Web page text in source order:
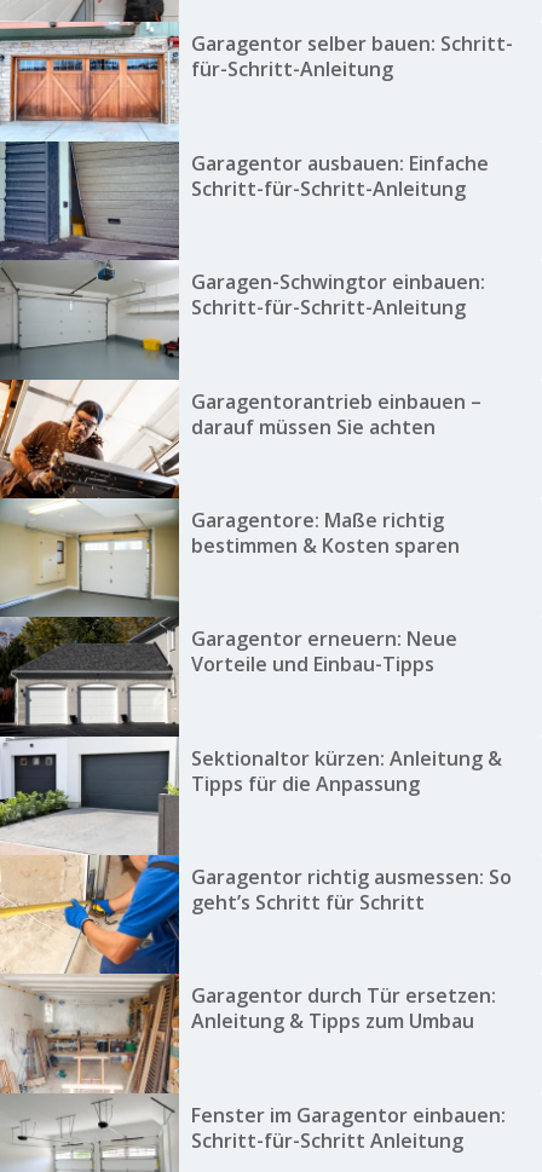
Garagentor selber bauen: Schritt-
für-Schritt-Anleitung
Garagentor ausbauen: Einfache
Schritt-für-Schritt-Anleitung
Garagen-Schwingtor einbauen:
Schritt-für-Schritt-Anleitung
Garagentorantrieb einbauen –
darauf müssen Sie achten
Garagentore: Maße richtig
bestimmen & Kosten sparen
Garagentor erneuern: Neue
Vorteile und Einbau-Tipps
Sektionaltor kürzen: Anleitung &
Tipps für die Anpassung
Garagentor richtig ausmessen: So
geht’s Schritt für Schritt
Garagentor durch Tür ersetzen:
Anleitung & Tipps zum Umbau
Fenster im Garagentor einbauen:
Schritt-für-Schritt Anleitung